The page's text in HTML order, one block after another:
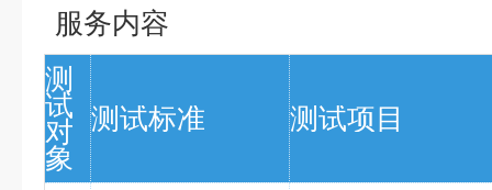
服务内容
测
试
对
象
测试标准 测试项目